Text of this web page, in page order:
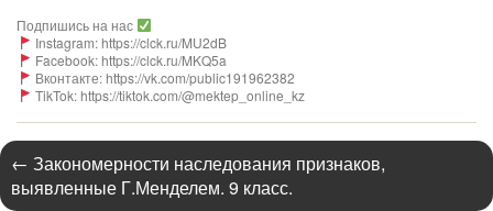
Подпишись на нас
Instagram: https://clck.ru/MU2dB
Facebook: https://clck.ru/MKQ5a
Вконтакте: https://vk.com/public191962382
TikTok: https://tiktok.com/@mektep_online_kz
← Закономерности наследования признаков,
выявленные Г.Менделем. 9 класс.